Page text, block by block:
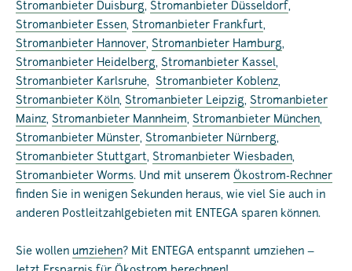
Stromanbieter Duisburg, Stromanbieter Düsseldorf,
Stromanbieter Essen, Stromanbieter Frankfurt,
Stromanbieter Hannover, Stromanbieter Hamburg,
Stromanbieter Heidelberg, Stromanbieter Kassel,
Stromanbieter Karlsruhe, Stromanbieter Koblenz,
Stromanbieter Köln, Stromanbieter Leipzig, Stromanbieter
Mainz, Stromanbieter Mannheim, Stromanbieter München,
Stromanbieter Münster, Stromanbieter Nürnberg,
Stromanbieter Stuttgart, Stromanbieter Wiesbaden,
Stromanbieter Worms. Und mit unserem Ökostrom-Rechner
finden Sie in wenigen Sekunden heraus, wie viel Sie auch in
anderen Postleitzahlgebieten mit ENTEGA sparen können.
Sie wollen umziehen? Mit ENTEGA entspannt umziehen –